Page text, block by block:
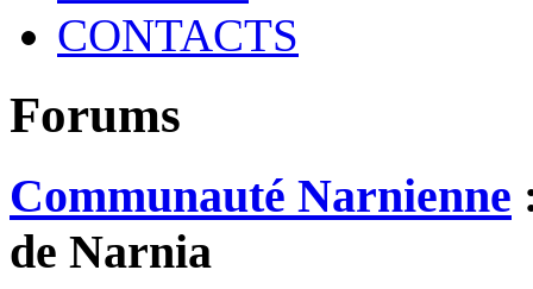
CONTACTS
Forums
Communauté Narnienne
de Narnia